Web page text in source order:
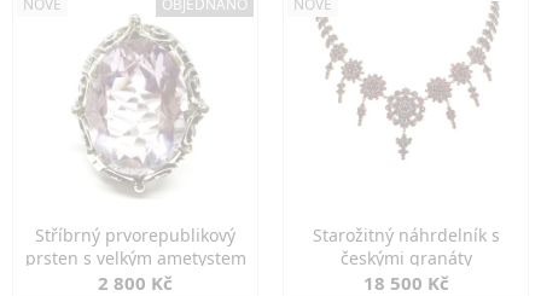
NOVÉ OBJEDNÁNO
Stříbrný prvorepublikový
prsten s velkým ametystem
2 800 Kč
NOVÉ
Starožitný náhrdelník s
českými granáty
18 500 Kč